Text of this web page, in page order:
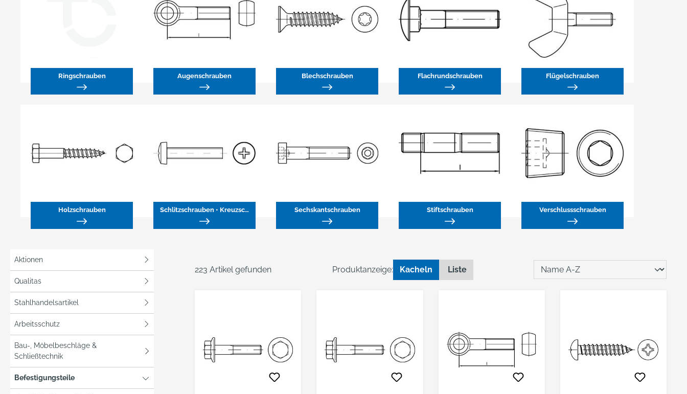
Ringschrauben Augenschrauben Blechschrauben Flachrundschrauben Flügelschrauben
Holzschrauben Schlitzschrauben • Kreuzschlitzschrauben Sechskantschrauben Stiftschrauben Verschlussschrauben
Aktionen
Qualitas
Stahlhandelsartikel
Arbeitsschutz
Bau-, Möbelbeschläge &
Schließtechnik
Befestigungsteile
223 Artikel gefunden Produktanzeige: Kacheln Liste